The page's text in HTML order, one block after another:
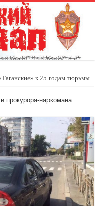
к 25 годам тюрьмы
прокурора-наркомана